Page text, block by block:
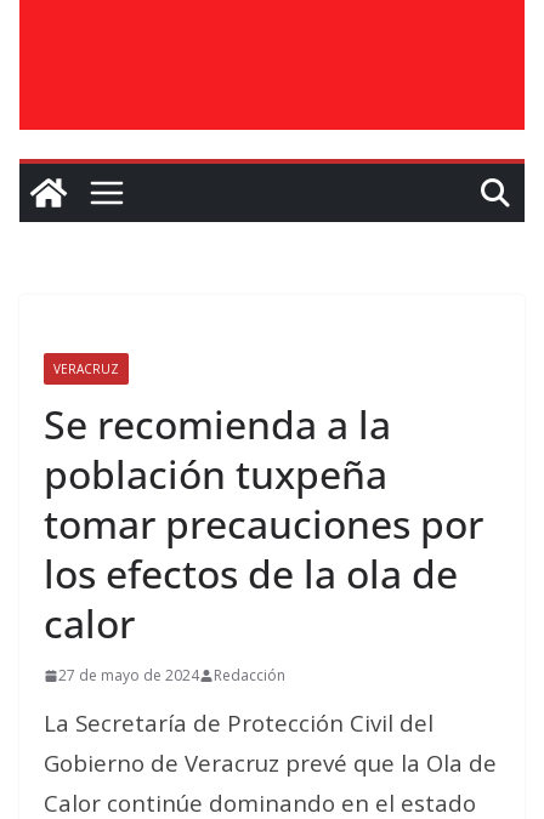
VERACRUZ
Se recomienda a la
población tuxpeña
tomar precauciones por
los efectos de la ola de
calor
27 de mayo de 2024 Redacción
La Secretaría de Protección Civil del
Gobierno de Veracruz prevé que la Ola de
Calor continúe dominando en el estado